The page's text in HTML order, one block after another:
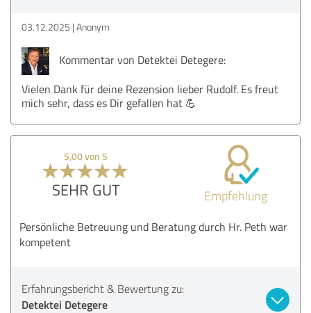
03.12.2025 Anonym
Kommentar von Detektei Detegere:
Vielen Dank für deine Rezension lieber Rudolf. Es freut
mich sehr, dass es Dir gefallen hat 💪
5,00 von 5
SEHR GUT Empfehlung
Persönliche Betreuung und Beratung durch Hr. Peth war
kompetent
Erfahrungsbericht & Bewertung zu:
Detektei Detegere